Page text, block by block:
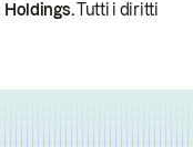
Tutti i diritti